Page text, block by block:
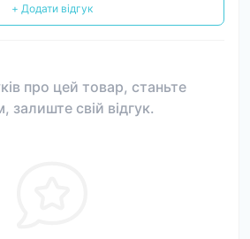
+ Додати відгук
про цей товар, станьте
залиште свій відгук.